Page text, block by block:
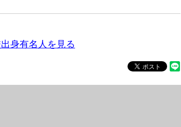
身有名人を見る